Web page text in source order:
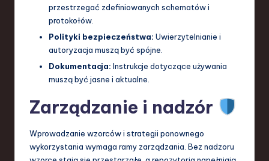
przestrzegać zdefiniowanych schematów i
protokołów.
Polityki bezpieczeństwa: Uwierzytelnianie i
autoryzacja muszą być spójne.
Dokumentacja: Instrukcje dotyczące używania
muszą być jasne i aktualne.
Zarządzanie i nadzór
Wprowadzanie wzorców i strategii ponownego
wykorzystania wymaga ramy zarządzania. Bez nadzoru